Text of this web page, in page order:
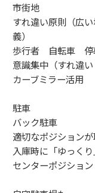
市街地
すれ違い原則（広
義）
歩行者 自転車 停
意識集中（すれ違
カーブミラー活用
駐車
バック駐車
適切なポジション
入庫時に「ゆっく
センターポジション